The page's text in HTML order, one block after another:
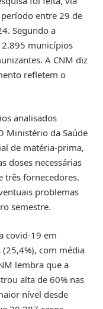
entre 29 de
Segundo a
2.895 municípios
A CNM diz
refletem o
analisados
Ministério da Saúde
de matéria-prima,
doses necessárias
três fornecedores.
problemas
semestre.
covid-19 em
com média
lembra que a
alta de 60% nas
nível desde